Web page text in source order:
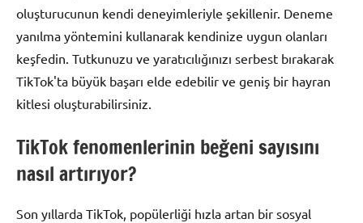
oluşturucunun kendi deneyimleriyle şekillenir. Deneme
yanılma yöntemini kullanarak kendinize uygun olanları
keşfedin. Tutkunuzu ve yaratıcılığınızı serbest bırakarak
TikTok'ta büyük başarı elde edebilir ve geniş bir hayran
kitlesi oluşturabilirsiniz.
TikTok fenomenlerinin beğeni sayısını
nasıl artırıyor?
Son yıllarda TikTok, popülerliği hızla artan bir sosyal